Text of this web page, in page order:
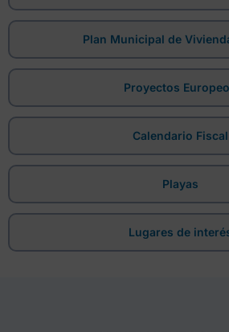
Plan Municipal de
Proyectos
Calendario Fiscal
Playas
Lugares de